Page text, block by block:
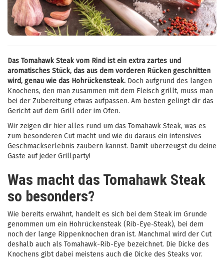
Das Tomahawk Steak vom Rind ist ein extra zartes und
aromatisches Stück, das aus dem vorderen Rücken geschnitten
wird, genau wie das Hohrückensteak. Doch aufgrund des langen
Knochens, den man zusammen mit dem Fleisch grillt, muss man
bei der Zubereitung etwas aufpassen. Am besten gelingt dir das
Gericht auf dem Grill oder im Ofen.
Wir zeigen dir hier alles rund um das Tomahawk Steak, was es
zum besonderen Cut macht und wie du daraus ein intensives
Geschmackserlebnis zaubern kannst. Damit überzeugst du deine
Gäste auf jeder Grillparty!
Was macht das Tomahawk Steak
so besonders?
Wie bereits erwähnt, handelt es sich bei dem Steak im Grunde
genommen um ein Hohrückensteak (Rib-Eye-Steak), bei dem
noch der lange Rippenknochen dran ist. Manchmal wird der Cut
deshalb auch als Tomahawk-Rib-Eye bezeichnet. Die Dicke des
Knochens gibt dabei meistens auch die Dicke des Steaks vor.